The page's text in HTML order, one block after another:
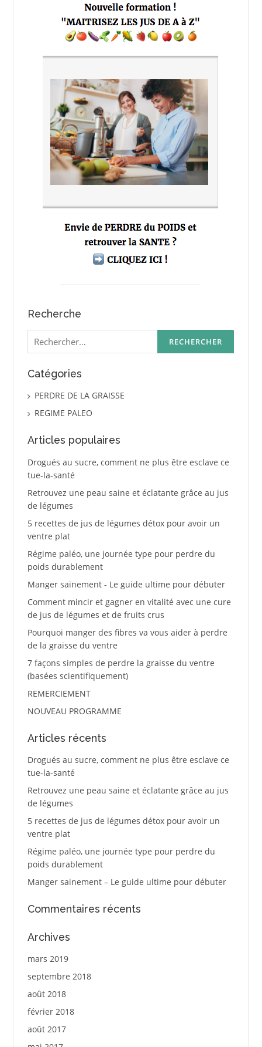
Recherche
Rechercher :
Catégories
PERDRE DE LA GRAISSE
REGIME PALEO
Articles populaires
Drogués au sucre, comment ne plus être esclave ce
tue-la-santé
Retrouvez une peau saine et éclatante grâce au jus
de légumes
5 recettes de jus de légumes détox pour avoir un
ventre plat
Régime paléo, une journée type pour perdre du
poids durablement
Manger sainement - Le guide ultime pour débuter
Comment mincir et gagner en vitalité avec une cure
de jus de légumes et de fruits crus
Pourquoi manger des fibres va vous aider à perdre
de la graisse du ventre
7 façons simples de perdre la graisse du ventre
(basées scientifiquement)
REMERCIEMENT
NOUVEAU PROGRAMME
Articles récents
Drogués au sucre, comment ne plus être esclave ce
tue-la-santé
Retrouvez une peau saine et éclatante grâce au jus
de légumes
5 recettes de jus de légumes détox pour avoir un
ventre plat
Régime paléo, une journée type pour perdre du
poids durablement
Manger sainement – Le guide ultime pour débuter
Commentaires récents
Archives
mars 2019
septembre 2018
août 2018
février 2018
août 2017